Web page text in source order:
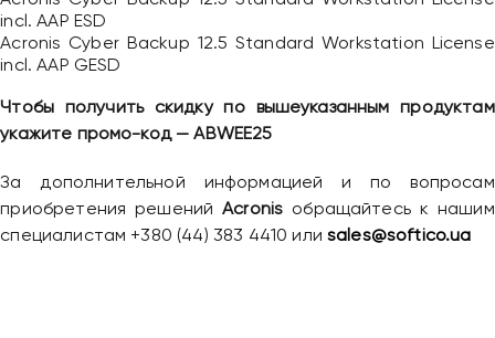
incl. AAP ESD
Acronis Cyber Backup 12.5 Standard Workstation License
incl. AAP GESD
Чтобы получить скидку по вышеуказанным продуктам
укажите промо-код — ABWEE25
За дополнительной информацией и по вопросам
приобретения решенийAcronis обращайтесь к нашим
специалистам +380 (44) 383 4410 илиsales@softico.ua
Привіт 👋, чим тобі допомогти?
Надіслати повідомлення